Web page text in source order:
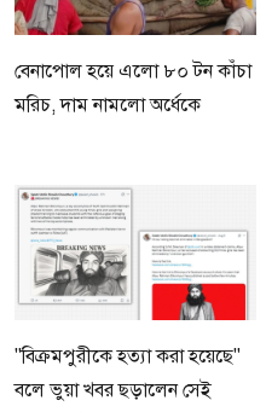
বেনাপোল হয়ে এলো ৮০ টন কাঁচা
মরিচ, দাম নামলো অর্ধেকে
"বিক্রমপুরীকে হত্যা করা হয়েছে"
বলে ভুয়া খবর ছড়ালেন সেই